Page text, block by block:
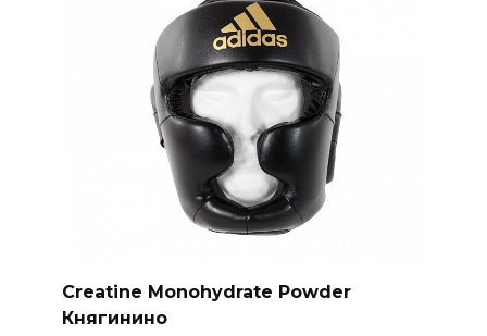
Creatine Monohydrate Powder
Княгинино